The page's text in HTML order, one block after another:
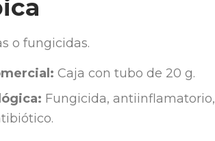
o fungicidas.
Caja con tubo de 20 g.
Fungicida, antiinflamatorio,